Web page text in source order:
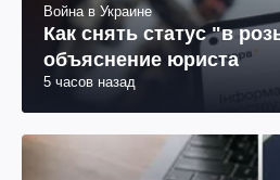
Война в Украине
Как снять статус "в
объяснение юриста
5 часов назад